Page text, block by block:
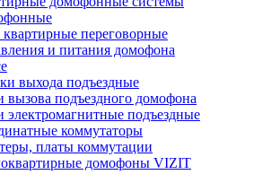
квартирные переговорные
и питания домофона
выхода подъездные
вызова подъездного домофона
электромагнитные подъездные
коммутаторы
платы коммутации
домофоны VIZIT